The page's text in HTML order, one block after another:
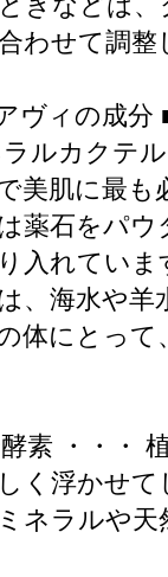
わせて調
ヴィの成分
ラルカクテ
美肌に最も
は薬石をパ
入れていま
、海水や
体にとっ
酵素 ・・・
く浮かせ
ネラルや